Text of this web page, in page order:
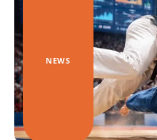
NEWS